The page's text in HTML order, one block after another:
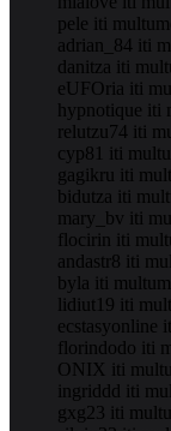
pele iti
adrian_84 iti
danitza iti
eUFOria iti
hypnotique iti
relutzu74 iti
cyp81 iti
gagikru iti
bidutza iti
mary_bv iti
flocirin iti
andastr8 iti
byla iti
lidiut19 iti
ecstasyonline
florindodo iti
ONIX iti
ingriddd iti
gxg23 iti